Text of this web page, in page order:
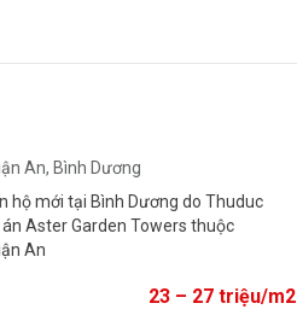
An, Bình Dương
hộ mới tại Bình Dương do Thuduc
Aster Garden Towers thuộc
An
23 – 27 triệu/m2